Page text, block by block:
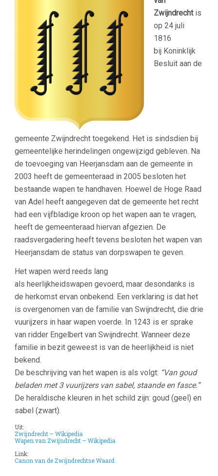
Zwijndrechtis
op 24 juli
1816
bij Koninklijk
Besluit aan de
gemeente Zwijndrecht toegekend. Het is sindsdien bij
gemeentelijke herindelingen ongewijzigd gebleven. Na
de toevoeging van Heerjansdam aan de gemeente in
2003 heeft de gemeenteraad in 2005 besloten het
bestaande wapen te handhaven. Hoewel de Hoge Raad
van Adel heeft aangegeven dat de gemeente het recht
had een vijfbladige kroon op het wapen aan te vragen,
heeft de gemeenteraad hiervan afgezien. De
raadsvergadering heeft tevens besloten het wapen van
Heerjansdam de status van dorpswapen te geven.
Het wapen werd reeds lang
als heerlijkheidswapen gevoerd, maar desondanks is
de herkomst ervan onbekend. Een verklaring is dat het
is overgenomen van de familie van Swijndrecht, die drie
vuurijzers in haar wapen voerde. In 1243 is er sprake
van ridder Engelbert van Swijndrecht. Wanneer deze
familie in bezit geweest is van de heerlijkheid is niet
bekend.
De beschrijving van het wapen is als volgt: “Van goud
beladen met 3 vuurijzers van sabel, staande en fasce.”
De heraldische kleuren in het schild zijn: goud (geel) en
sabel (zwart).
Uit:
Zwijndrecht – Wikipedia
Wapen van Zwijndrecht – Wikipedia
Link:
Canon van de Zwijndrechtse Waard